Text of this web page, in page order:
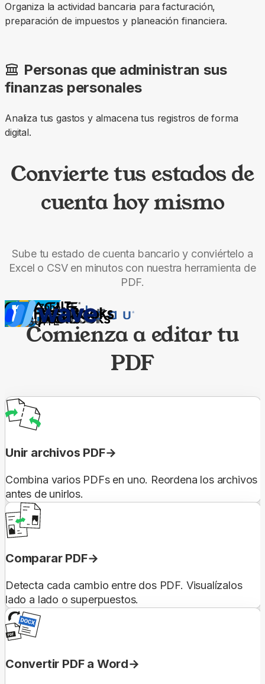
Organiza la actividad bancaria para facturación,
preparación de impuestos y planeación financiera.
Personas que administran sus
finanzas personales
Analiza tus gastos y almacena tus registros de forma
digital.
Convierte tus estados de
cuenta hoy mismo
Sube tu estado de cuenta bancario y conviértelo a
Excel o CSV en minutos con nuestra herramienta de
PDF.
Comienza a editar tu
PDF
Unir archivos PDF
Combina varios PDFs en uno. Reordena los archivos
antes de unirlos.
Comparar PDF
Detecta cada cambio entre dos PDF. Visualízalos
lado a lado o superpuestos.
Convertir PDF a Word